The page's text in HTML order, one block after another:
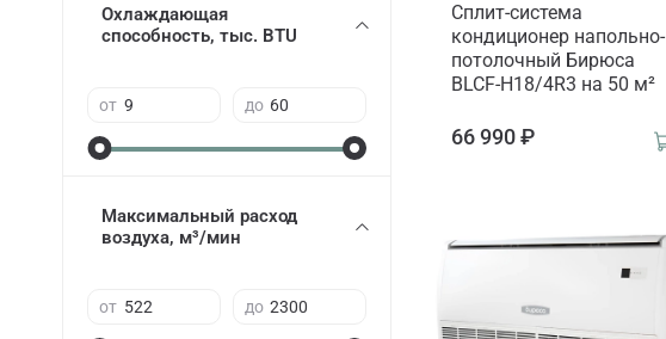
Сплит-система
кондиционер напольно-
потолочный Бирюса
BLCF-H18/4R3 на 50 м²
66 990 ₽
Охлаждающая
способность, тыс. BTU
от до
Максимальный расход
воздуха, м³/мин
от до